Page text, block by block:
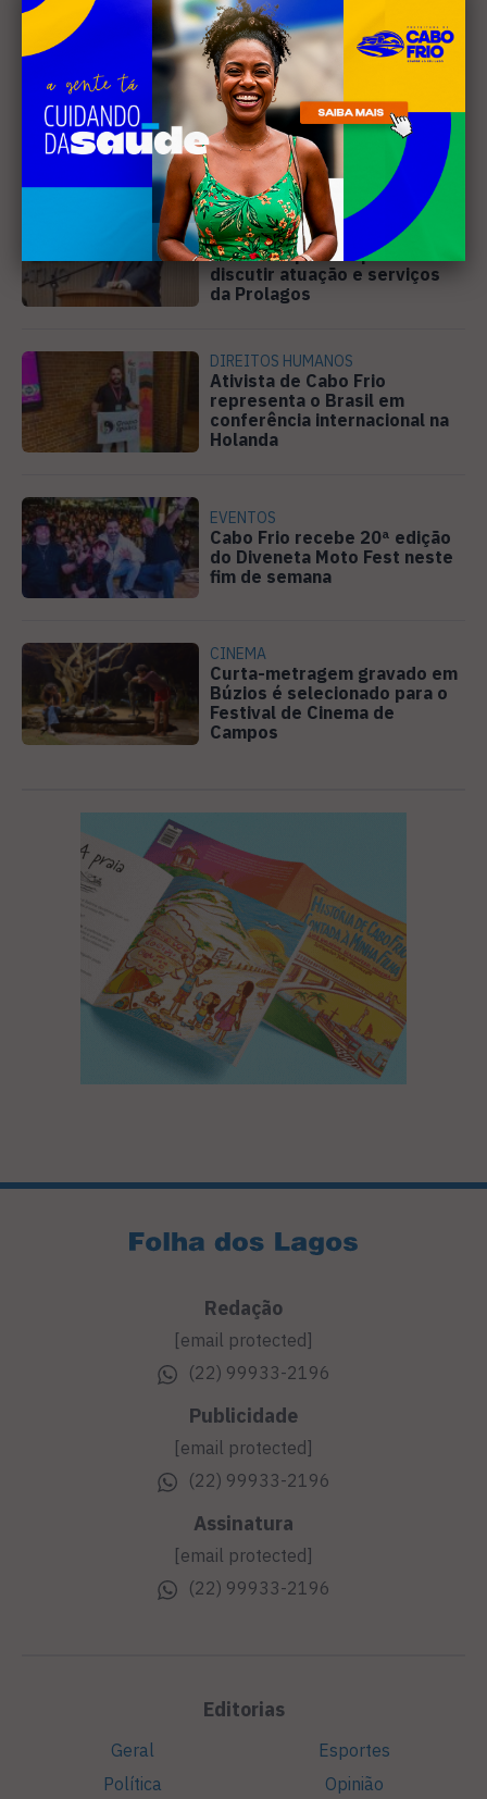
Leia Também
SANEAMENTO
Câmara de Búzios aprova
audiência pública para
discutir atuação e serviços
da Prolagos
DIREITOS HUMANOS
Ativista de Cabo Frio
representa o Brasil em
conferência internacional na
Holanda
EVENTOS
Cabo Frio recebe 20ª edição
do Diveneta Moto Fest neste
fim de semana
CINEMA
Curta-metragem gravado em
Búzios é selecionado para o
Festival de Cinema de
Campos
Redação
[email protected]
(22) 99933-2196
Publicidade
[email protected]
(22) 99933-2196
Assinatura
[email protected]
(22) 99933-2196
Editorias
Geral
Política
Esportes
Opinião